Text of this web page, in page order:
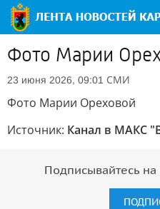
Фото Марии
23 июня 2026, 09:01 СМИ
Фото Марии Ореховой
Источник: Канал в МАКС
Подписывайтесь